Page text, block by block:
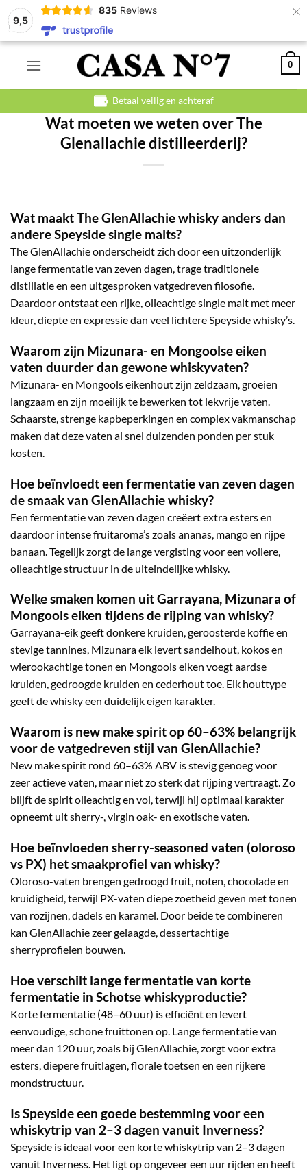
9,5
835 Reviews ×
Ga
0
Betaal veilig en achteraf
Wat moeten we weten over The
Glenallachie distilleerderij?
Wat maakt The GlenAllachie whisky anders dan
andere Speyside single malts?
The GlenAllachie onderscheidt zich door een uitzonderlijk
lange fermentatie van zeven dagen, trage traditionele
distillatie en een uitgesproken vatgedreven filosofie.
Daardoor ontstaat een rijke, olieachtige single malt met meer
kleur, diepte en expressie dan veel lichtere Speyside whisky’s.
Waarom zijn Mizunara- en Mongoolse eiken
vaten duurder dan gewone whiskyvaten?
Mizunara- en Mongools eikenhout zijn zeldzaam, groeien
langzaam en zijn moeilijk te bewerken tot lekvrije vaten.
Schaarste, strenge kapbeperkingen en complex vakmanschap
maken dat deze vaten al snel duizenden ponden per stuk
kosten.
Hoe beïnvloedt een fermentatie van zeven dagen
de smaak van GlenAllachie whisky?
Een fermentatie van zeven dagen creëert extra esters en
daardoor intense fruitaroma’s zoals ananas, mango en rijpe
banaan. Tegelijk zorgt de lange vergisting voor een vollere,
olieachtige structuur in de uiteindelijke whisky.
Welke smaken komen uit Garrayana, Mizunara of
Mongools eiken tijdens de rijping van whisky?
Garrayana-eik geeft donkere kruiden, geroosterde koffie en
stevige tannines, Mizunara eik levert sandelhout, kokos en
wierookachtige tonen en Mongools eiken voegt aardse
kruiden, gedroogde kruiden en cederhout toe. Elk houttype
geeft de whisky een duidelijk eigen karakter.
Waarom is new make spirit op 60–63% belangrijk
voor de vatgedreven stijl van GlenAllachie?
New make spirit rond 60–63% ABV is stevig genoeg voor
zeer actieve vaten, maar niet zo sterk dat rijping vertraagt. Zo
blijft de spirit olieachtig en vol, terwijl hij optimaal karakter
opneemt uit sherry-, virgin oak- en exotische vaten.
Hoe beïnvloeden sherry-seasoned vaten (oloroso
vs PX) het smaakprofiel van whisky?
Oloroso-vaten brengen gedroogd fruit, noten, chocolade en
kruidigheid, terwijl PX-vaten diepe zoetheid geven met tonen
van rozijnen, dadels en karamel. Door beide te combineren
kan GlenAllachie zeer gelaagde, dessertachtige
sherryprofielen bouwen.
Hoe verschilt lange fermentatie van korte
fermentatie in Schotse whiskyproductie?
Korte fermentatie (48–60 uur) is efficiënt en levert
eenvoudige, schone fruittonen op. Lange fermentatie van
meer dan 120 uur, zoals bij GlenAllachie, zorgt voor extra
esters, diepere fruitlagen, florale toetsen en een rijkere
mondstructuur.
Is Speyside een goede bestemming voor een
whiskytrip van 2–3 dagen vanuit Inverness?
Speyside is ideaal voor een korte whiskytrip van 2–3 dagen
vanuit Inverness. Het ligt op ongeveer een uur rijden en heeft